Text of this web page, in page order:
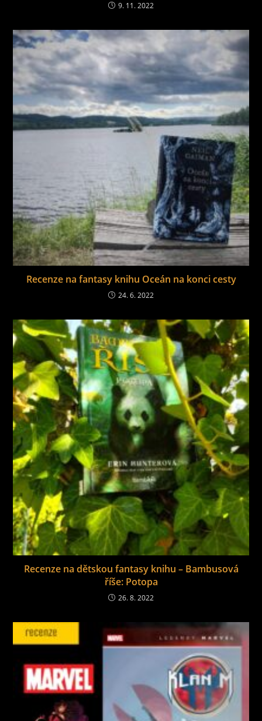
9. 11. 2022
Recenze na fantasy knihu Oceán na konci cesty
24. 6. 2022
Recenze na dětskou fantasy knihu – Bambusová
říše: Potopa
26. 8. 2022